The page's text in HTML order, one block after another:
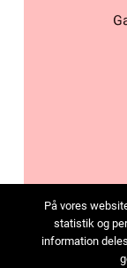
På vores
statistik og
information